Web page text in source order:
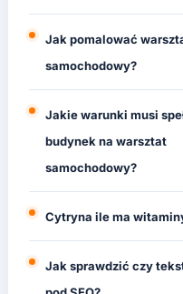
Jak pomalować
samochodowy?
Jakie warunki musi
budynek na warsztat
samochodowy?
Cytryna ile ma
Jak sprawdzić czy